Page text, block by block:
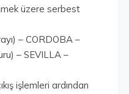
üzere serbest
– CORDOBA –
– SEVILLA –
işlemleri ardından